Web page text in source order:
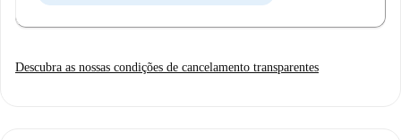
Descubra as nossas condições de cancelamento transparentes